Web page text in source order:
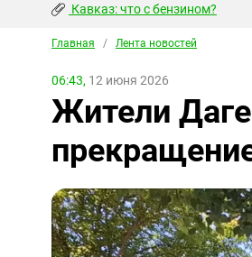
Кавказ: что с бензином?
Главная / Лента новостей
06:43, 12 июня 2026
Жители